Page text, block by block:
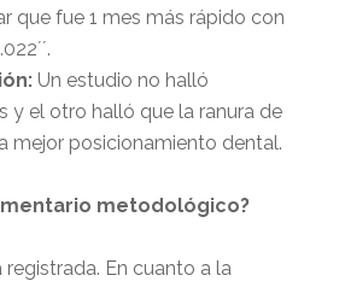
que fue 1 mes más rápido con
Un estudio no halló
y el otro halló que la ranura de
mejor posicionamiento dental.
metodológico?
registrada. En cuanto a la